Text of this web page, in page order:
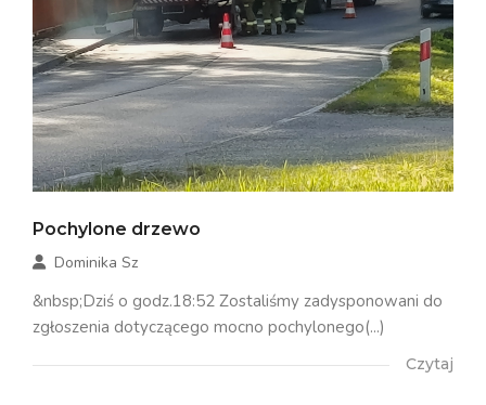
Pochylone drzewo
Dominika Sz
&nbsp;Dziś o godz.18:52 Zostaliśmy zadysponowani do
zgłoszenia dotyczącego mocno pochylonego(...)
Czytaj